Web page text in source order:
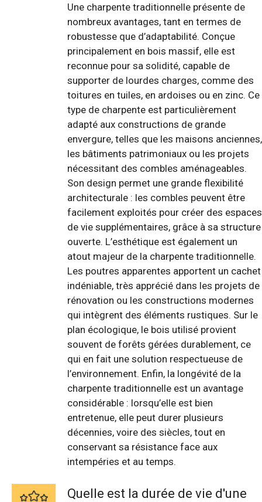
Une charpente traditionnelle présente de
nombreux avantages, tant en termes de
robustesse que d’adaptabilité. Conçue
principalement en bois massif, elle est
reconnue pour sa solidité, capable de
supporter de lourdes charges, comme des
toitures en tuiles, en ardoises ou en zinc. Ce
type de charpente est particulièrement
adapté aux constructions de grande
envergure, telles que les maisons anciennes,
les bâtiments patrimoniaux ou les projets
nécessitant des combles aménageables.
Son design permet une grande flexibilité
architecturale : les combles peuvent être
facilement exploités pour créer des espaces
de vie supplémentaires, grâce à sa structure
ouverte. L’esthétique est également un
atout majeur de la charpente traditionnelle.
Les poutres apparentes apportent un cachet
indéniable, très apprécié dans les projets de
rénovation ou les constructions modernes
qui intègrent des éléments rustiques. Sur le
plan écologique, le bois utilisé provient
souvent de forêts gérées durablement, ce
qui en fait une solution respectueuse de
l’environnement. Enfin, la longévité de la
charpente traditionnelle est un avantage
considérable : lorsqu’elle est bien
entretenue, elle peut durer plusieurs
décennies, voire des siècles, tout en
conservant sa résistance face aux
intempéries et au temps.
Quelle est la durée de vie d'une